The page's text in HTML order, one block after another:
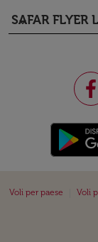
SAFAR FLYER
keyboard_arrow_down
Voli per paese Voli